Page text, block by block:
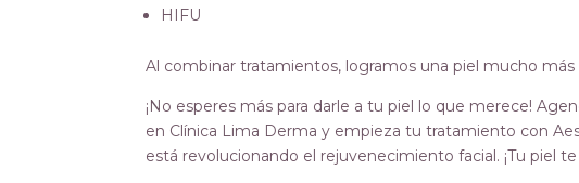
HIFU
Al combinar tratamientos, logramos una piel mucho más
¡No esperes más para darle a tu piel lo que merece!
en Clínica Lima Derma y empieza tu tratamiento con
está revolucionando el rejuvenecimiento facial. ¡Tu piel